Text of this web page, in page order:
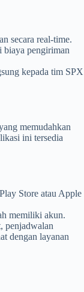
secara real-time.
biaya pengiriman
kepada tim SPX
memudahkan
ini tersedia
Store atau Apple
memiliki akun.
penjadwalan
dengan layanan